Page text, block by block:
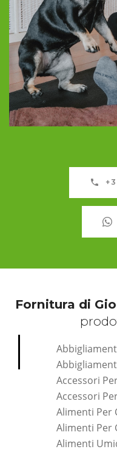
Fornitura di
Accessori
Accessori
Alimenti Per
Alimenti Per
Alimenti